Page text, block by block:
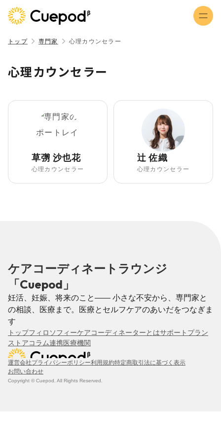
トップ 専門家 心理カウンセラー
心理カウンセラー
草彅 沙也花
心理カウンセラー
辻 佐織
心理カウンセラー
ケアコーディネートラウンジ
「Cuepod」
妊活、妊娠、将来のこと—— 小さな不安から、専門家と
の相談、医療まで。医療とセルフケアのあいだをつなぎま
す
トップフィロソフィーケアコーディネーターとはサポートプラン
ストアコラム連携医療機関
運営会社プライバシーポリシー利用規約特定商取引法に基づく表示
お問い合わせ
Copyright © Cuepod. All Rights Reserved.